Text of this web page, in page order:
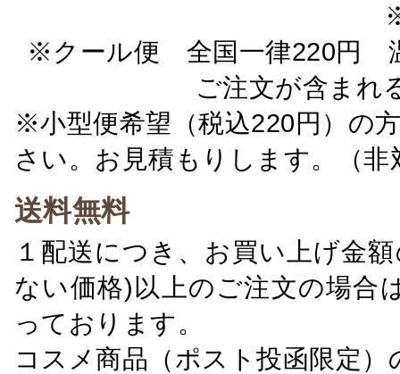
※クール便 全国一律220円
ご注文が含ま
※小型便希望（税込220円）の
さい。お見積もりします。（非
送料無料
１配送につき、お買い上げ金
ない価格)以上のご注文の場合
っております。
コスメ商品（ポスト投函限定